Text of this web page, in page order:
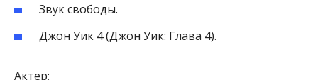
Звук свободы.
Джон Уик 4 (Джон Уик: Глава 4).
Актер: